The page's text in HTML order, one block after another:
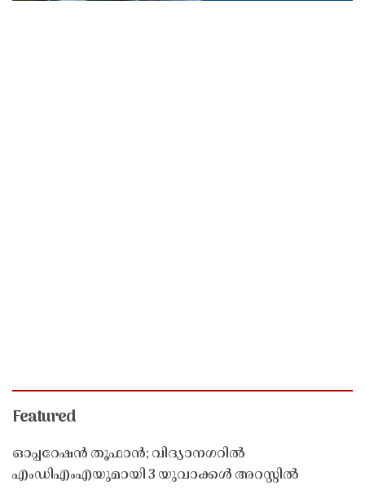
Featured
ഓപ്പറേഷൻ തൂഫാൻ; വിദ്യാനഗറിൽ
എംഡിഎംഎയുമായി 3 യുവാക്കൾ അറസ്റ്റിൽ